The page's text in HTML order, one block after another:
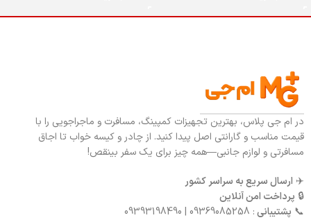
در ام جی پلاس، بهترین تجهیزات کمپینگ، مسافرت و ماجراجویی را با
قیمت مناسب و گارانتی اصل پیدا کنید. از چادر و کیسه خواب تا اجاق
مسافرتی و لوازم جانبی—همه چیز برای یک سفر بینقص!
✈️ ارسال سریع به سراسر کشور
🔒 پرداخت امن آنلاین
📞 پشتیبانی: 09369085258 | 09393198490